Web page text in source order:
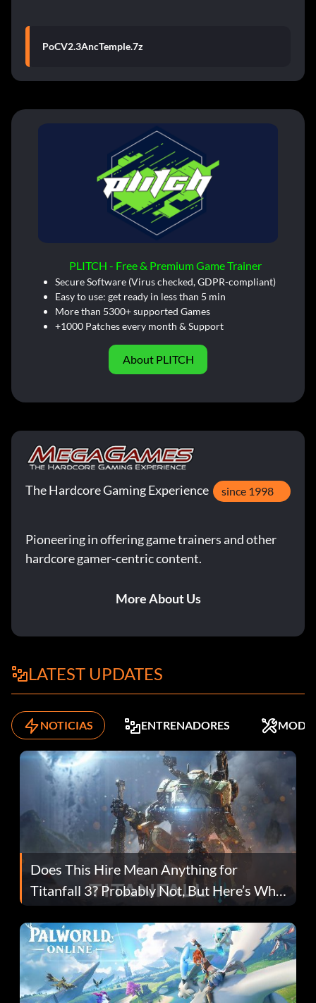
PoCV2.3AncTemple.7z
PLITCH - Free & Premium Game Trainer
Secure Software (Virus checked, GDPR-compliant)
Easy to use: get ready in less than 5 min
More than 5300+ supported Games
+1000 Patches every month & Support
About PLITCH
The Hardcore Gaming Experience since 1998
Pioneering in offering game trainers and other
hardcore gamer-centric content.
More About Us
LATEST UPDATES
NOTICIAS ENTRENADORES MODS
Does This Hire Mean Anything for
Titanfall 3? Probably Not, But Here’s Why
Fans Are Hopeful